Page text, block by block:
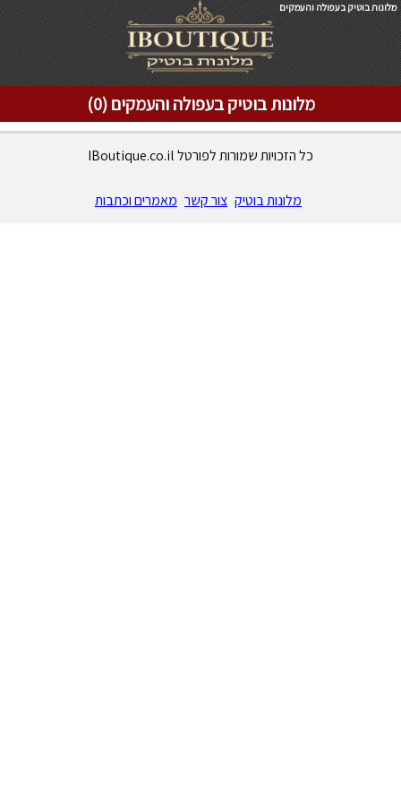
מלונות בוטיק בעפולה והעמקים
מלונות בוטיק בעפולה והעמקים (0)
כל הזכויות שמורות לפורטל IBoutique.co.il
מלונות בוטיק צור קשר מאמרים וכתבות